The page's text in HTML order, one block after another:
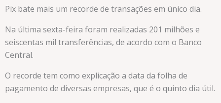
Pix bate mais um recorde de transações em único dia.
Na última sexta-feira foram realizadas 201 milhões e
seiscentas mil transferências, de acordo com o Banco
Central.
O recorde tem como explicação a data da folha de
pagamento de diversas empresas, que é o quinto dia útil.